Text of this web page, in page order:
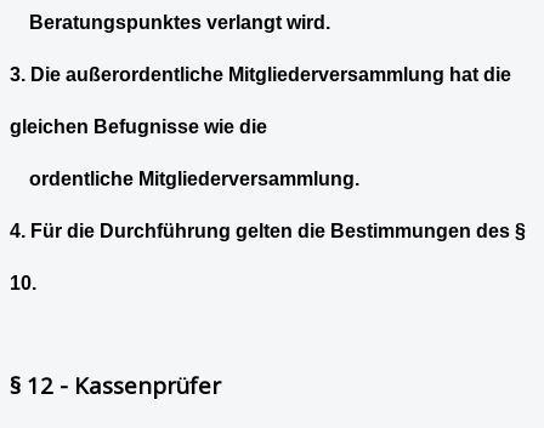
Beratungspunktes verlangt wird.
3. Die außerordentliche Mitgliederversammlung hat die
gleichen Befugnisse wie die
ordentliche Mitgliederversammlung.
4. Für die Durchführung gelten die Bestimmungen des §
10.
§ 12 - Kassenprüfer